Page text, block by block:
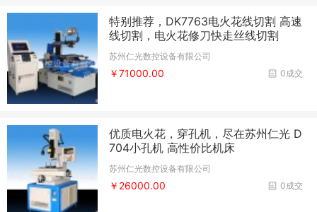
特别推荐，DK7763电火花线切割 高速
线切割，电火花修刀快走丝线切割
苏州仁光数控设备有限公司
0成交
￥71000.00
优质电火花，穿孔机，尽在苏州仁光 D
704小孔机 高性价比机床
苏州仁光数控设备有限公司
0成交
￥26000.00